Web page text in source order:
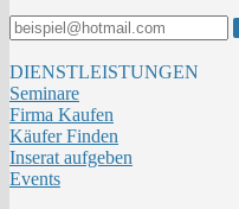
DIENSTLEISTUNGEN
Seminare
Firma Kaufen
Käufer Finden
Inserat aufgeben
Events